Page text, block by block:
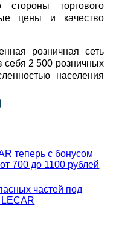
стороны торгового
цены и качество
розничная сеть
себя 2 500 розничных
населения
теперь с бонусом
700 до 1100 рублей
частей под
LECAR